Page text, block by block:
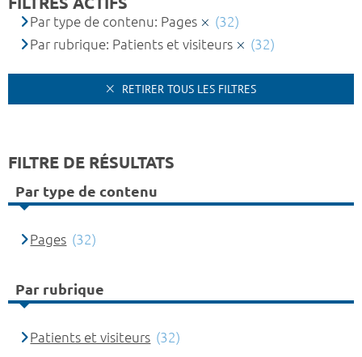
Par type de contenu: Pages
(32)
Par rubrique: Patients et visiteurs
(32)
RETIRER TOUS LES FILTRES
FILTRE DE RÉSULTATS
Par type de contenu
Pages (32)
Par rubrique
Patients et visiteurs (32)